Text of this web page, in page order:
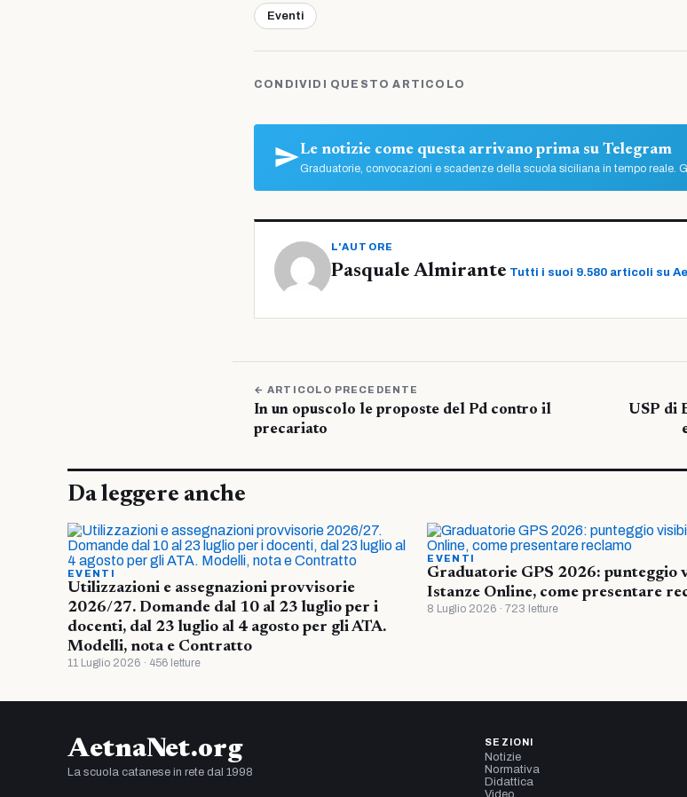
Eventi
CONDIVIDI QUESTO ARTICOLO
Le notizie come questa arrivano prima su Telegram
Graduatorie, convocazioni e scadenze della scuola siciliana in tempo reale.
L'AUTORE
Pasquale Almirante Tutti i suoi 9.580 articoli su
← ARTICOLO PRECEDENTE
In un opuscolo le proposte del Pd contro il
precariato
USP di
Da leggere anche
EVENTI
Utilizzazioni e assegnazioni provvisorie
2026/27. Domande dal 10 al 23 luglio per i
docenti, dal 23 luglio al 4 agosto per gli ATA.
Modelli, nota e Contratto
11 Luglio 2026 · 456 letture
EVENTI
Graduatorie GPS 2026: punteggio
Istanze Online, come presentare
8 Luglio 2026 · 723 letture
AetnaNet.org
La scuola catanese in rete dal 1998
SEZIONI
Notizie
Normativa
Didattica
Video